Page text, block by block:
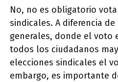
No, no es obligatorio
sindicales. A diferencia
generales, donde el voto
todos los ciudadanos
elecciones sindicales el
embargo, es importante